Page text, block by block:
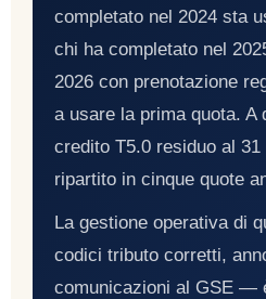
completato nel 2024 sta
chi ha completato nel
2026 con prenotazione
a usare la prima quota. A
credito T5.0 residuo al 31
ripartito in cinque quote
La gestione operativa di
codici tributo corretti,
comunicazioni al GSE —